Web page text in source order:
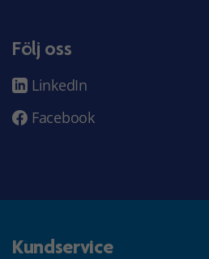
Följ oss
LinkedIn
Facebook
Kundservice